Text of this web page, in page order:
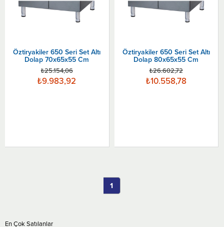
Öztiryakiler 650 Seri Set Altı
Dolap 70x65x55 Cm
₺9.983,92
₺25.154,06
Öztiryakiler 650 Seri Set Altı
Dolap 80x65x55 Cm
₺10.558,78
₺26.602,72
1
En Çok Satılanlar